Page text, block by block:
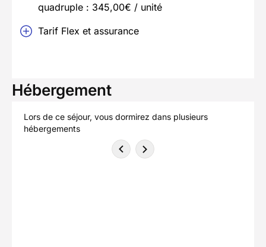
quadruple : 345,00€ / unité
Tarif Flex et assurance
Hébergement
Lors de ce séjour, vous dormirez dans plusieurs
hébergements